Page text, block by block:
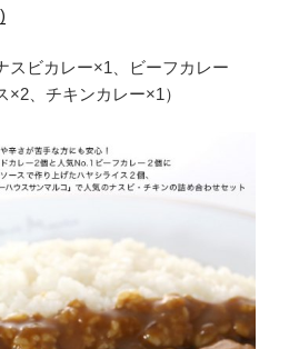
スビカレー×1、ビーフカレー
、チキンカレー×1）